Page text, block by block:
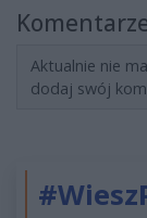
Aktualnie nie
dodaj swój